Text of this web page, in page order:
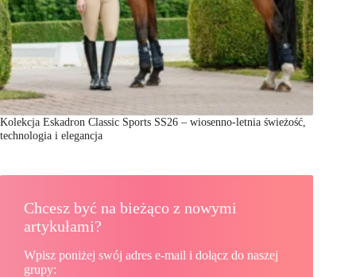
Kolekcja Eskadron Classic Sports SS26 – wiosenno-letnia świeżość,
technologia i elegancja
Chcesz być na bieżąco z nowymi
artykułami?
Wpisz poniżej swój adres e-mail i dołącz do naszej
grupy: